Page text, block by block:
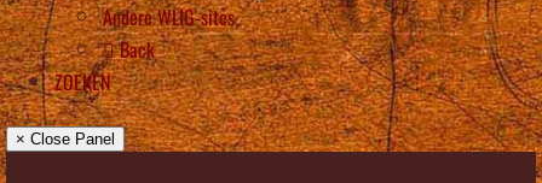
Andere WLIG-sites
Back
ZOEKEN
× Close Panel